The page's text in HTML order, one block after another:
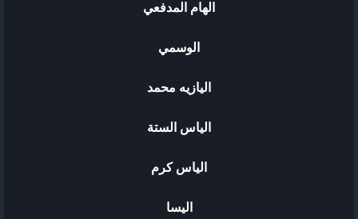
الهام المدفعي
الوسمي
اليازيه محمد
الياس الستة
الياس كرم
اليسا